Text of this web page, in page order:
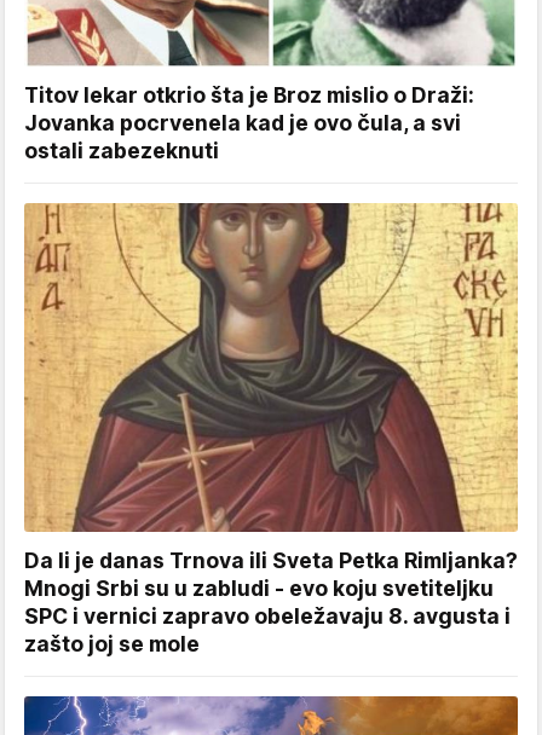
Titov lekar otkrio šta je Broz mislio o Draži:
Jovanka pocrvenela kad je ovo čula, a svi
ostali zabezeknuti
Da li je danas Trnova ili Sveta Petka Rimljanka?
Mnogi Srbi su u zabludi - evo koju svetiteljku
SPC i vernici zapravo obeležavaju 8. avgusta i
zašto joj se mole